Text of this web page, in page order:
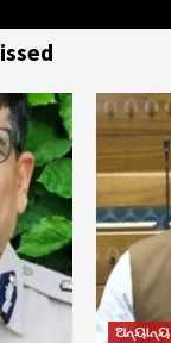
ଅନ୍ୟାନ୍ୟ